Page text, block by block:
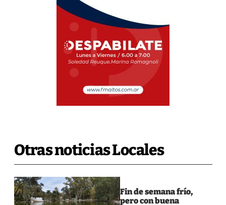
Otras noticias Locales
Fin de semana frío,
pero con buena